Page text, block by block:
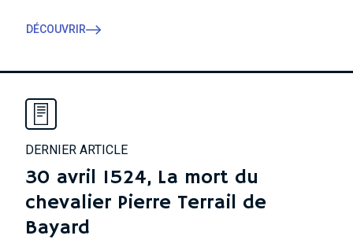
DÉCOUVRIR
DERNIER ARTICLE
30 avril 1524, La mort du
chevalier Pierre Terrail de
Bayard